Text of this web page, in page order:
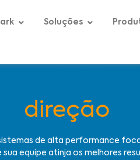
Soluções
direção
de alta performance
sua equipe atinja os melhores